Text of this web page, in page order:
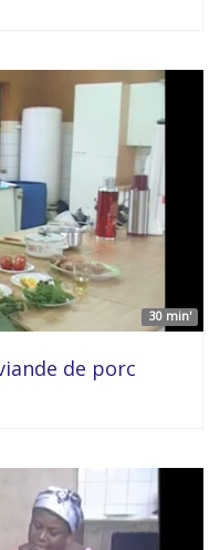
30 min'
de porc